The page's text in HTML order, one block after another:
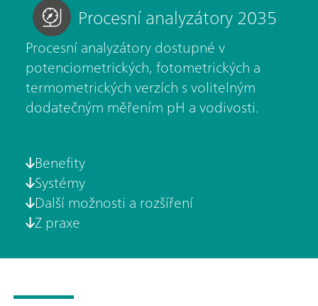
Procesní analyzátory 2035
Procesní analyzátory dostupné v
potenciometrických, fotometrických a
termometrických verzích s volitelným
dodatečným měřením pH a vodivosti.
Benefity
Systémy
Další možnosti a rozšíření
Z praxe